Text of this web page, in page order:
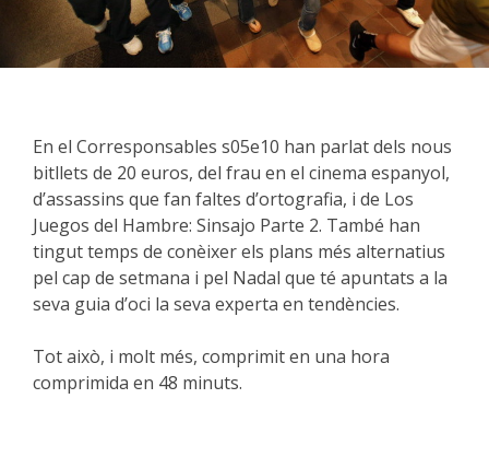
En el Corresponsables s05e10 han parlat dels nous
bitllets de 20 euros, del frau en el cinema espanyol,
d’assassins que fan faltes d’ortografia, i de Los
Juegos del Hambre: Sinsajo Parte 2. També han
tingut temps de conèixer els plans més alternatius
pel cap de setmana i pel Nadal que té apuntats a la
seva guia d’oci la seva experta en tendències.
Tot això, i molt més, comprimit en una hora
comprimida en 48 minuts.